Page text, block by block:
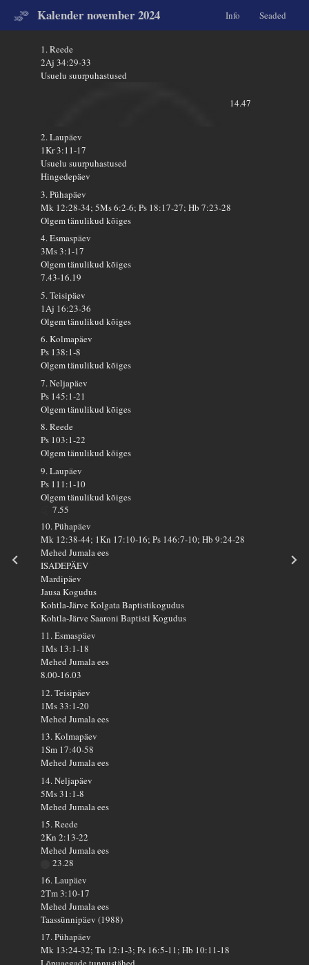
Kalender november 2024 Info Seaded
1. Reede
2Aj 34:29-33
Usuelu suurpuhastused
14.47
2. Laupäev
1Kr 3:11-17
Usuelu suurpuhastused
Hingedepäev
3. Pühapäev
Mk 12:28-34; 5Ms 6:2-6; Ps 18:17-27; Hb 7:23-28
Olgem tänulikud kõiges
4. Esmaspäev
3Ms 3:1-17
Olgem tänulikud kõiges
7.43-16.19
5. Teisipäev
1Aj 16:23-36
Olgem tänulikud kõiges
6. Kolmapäev
Ps 138:1-8
Olgem tänulikud kõiges
7. Neljapäev
Ps 145:1-21
Olgem tänulikud kõiges
8. Reede
Ps 103:1-22
Olgem tänulikud kõiges
9. Laupäev
Ps 111:1-10
Olgem tänulikud kõiges
7.55
10. Pühapäev
Mk 12:38-44; 1Kn 17:10-16; Ps 146:7-10; Hb 9:24-28
Mehed Jumala ees
ISADEPÄEV
Mardipäev
Jausa Kogudus
Kohtla-Järve Kolgata Baptistikogudus
Kohtla-Järve Saaroni Baptisti Kogudus
11. Esmaspäev
1Ms 13:1-18
Mehed Jumala ees
8.00-16.03
12. Teisipäev
1Ms 33:1-20
Mehed Jumala ees
13. Kolmapäev
1Sm 17:40-58
Mehed Jumala ees
14. Neljapäev
5Ms 31:1-8
Mehed Jumala ees
15. Reede
2Kn 2:13-22
Mehed Jumala ees
23.28
16. Laupäev
2Tm 3:10-17
Mehed Jumala ees
Taassünnipäev (1988)
17. Pühapäev
Mk 13:24-32; Tn 12:1-3; Ps 16:5-11; Hb 10:11-18